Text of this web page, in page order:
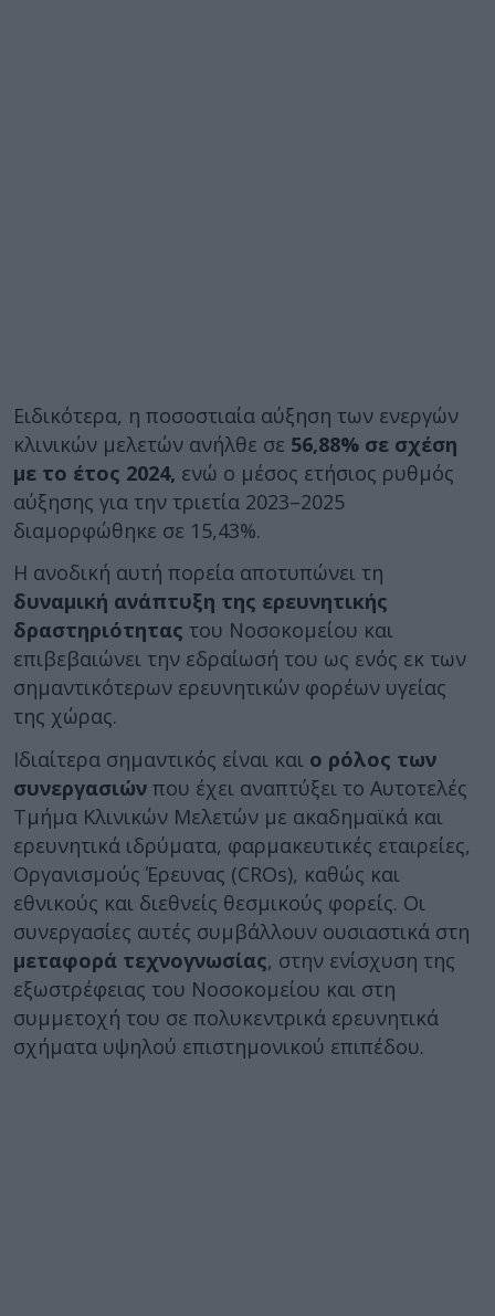
Ειδικότερα, η ποσοστιαία αύξηση των ενεργών
κλινικών μελετών ανήλθε σε 56,88% σε σχέση
με το έτος 2024, ενώ ο μέσος ετήσιος ρυθμός
αύξησης για την τριετία 2023–2025
διαμορφώθηκε σε 15,43%.
Η ανοδική αυτή πορεία αποτυπώνει τη
δυναμική ανάπτυξη της ερευνητικής
δραστηριότητας του Νοσοκομείου και
επιβεβαιώνει την εδραίωσή του ως ενός εκ των
σημαντικότερων ερευνητικών φορέων υγείας
της χώρας.
Ιδιαίτερα σημαντικός είναι και ο ρόλος των
συνεργασιών που έχει αναπτύξει το Αυτοτελές
Τμήμα Κλινικών Μελετών με ακαδημαϊκά και
ερευνητικά ιδρύματα, φαρμακευτικές εταιρείες,
Οργανισμούς Έρευνας (CROs), καθώς και
εθνικούς και διεθνείς θεσμικούς φορείς. Οι
συνεργασίες αυτές συμβάλλουν ουσιαστικά στη
μεταφορά τεχνογνωσίας, στην ενίσχυση της
εξωστρέφειας του Νοσοκομείου και στη
συμμετοχή του σε πολυκεντρικά ερευνητικά
σχήματα υψηλού επιστημονικού επιπέδου.